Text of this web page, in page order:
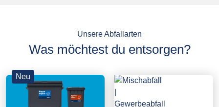
Unsere Abfallarten
Was möchtest du entsorgen?
Neu